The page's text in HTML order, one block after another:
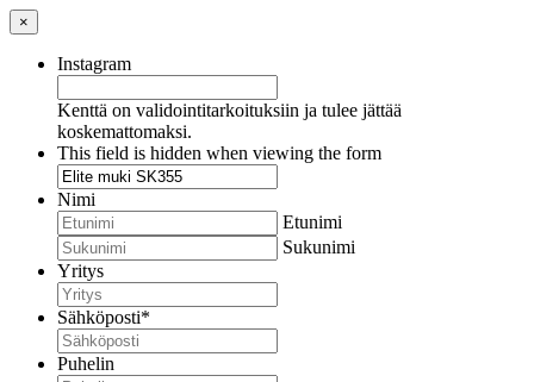
×
Instagram
Kenttä on validointitarkoituksiin ja tulee jättää
koskemattomaksi.
This field is hidden when viewing the form
Nimi
Etunimi
Sukunimi
Yritys
Sähköposti*
Puhelin